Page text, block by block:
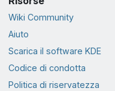
Wiki Community
Aiuto
Scarica il software KDE
Codice di condotta
Politica di riservatezza